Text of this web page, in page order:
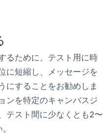
るために、テスト用に時
に短縮し、メッセージを
にすることをお勧めしま
ンを特定のキャンバスジ
テスト間に少なくとも2〜